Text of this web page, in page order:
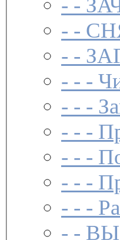
- -
- -
- -
- - -
- - -
- - -
- - -
- - -
- - -
- -